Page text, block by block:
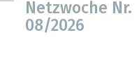
Netzwoche Nr.
08/2026